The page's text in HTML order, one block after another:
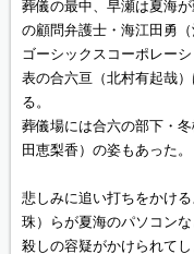
葬儀の最中、早瀬は夏海
の顧問弁護士・海江田勇
ゴーシックスコーポレー
表の合六亘（北村有起哉
る。
葬儀場には合六の部下・
田恵梨香）の姿もあった。
悲しみに追い打ちをかけ
珠）らが夏海のパソコン
殺しの容疑がかけられてし